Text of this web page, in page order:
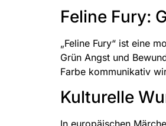
Feline Fury:
„Feline Fury“ ist eine
Grün Angst und
Farbe kommunikativ
Kulturelle
In europäischen